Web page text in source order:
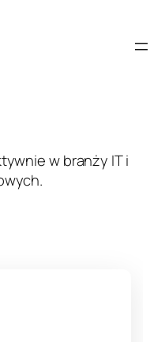
w branży IT i